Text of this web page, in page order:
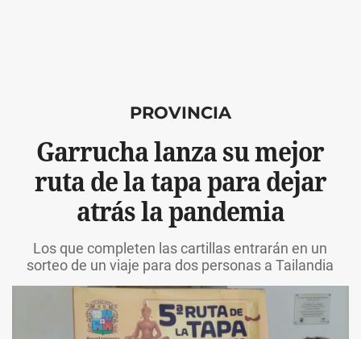
PROVINCIA
Garrucha lanza su mejor
ruta de la tapa para dejar
atrás la pandemia
Los que completen las cartillas entrarán en un
sorteo de un viaje para dos personas a Tailandia